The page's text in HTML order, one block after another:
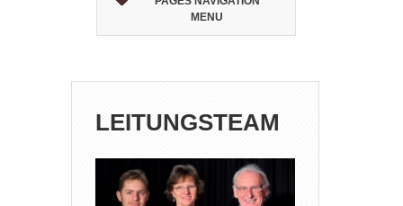
MENU
LEITUNGSTEAM